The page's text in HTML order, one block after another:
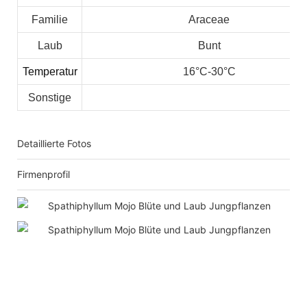
Familie Araceae
Laub Bunt
Temperatur 16°C-30°C
Sonstige
Detaillierte Fotos
Firmenprofil